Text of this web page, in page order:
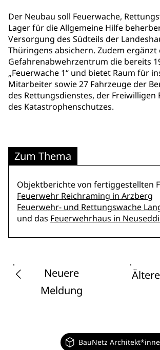
Der Neubau soll Feuerwache,
Lager für die Allgemeine Hilfe
Versorgung des Südteils der
Thüringens absichern. Zudem ergänzt
Gefahrenabwehrzentrum die bereits
„Feuerwache 1“ und bietet Raum für
Mitarbeiter sowie 27 Fahrzeuge der
des Rettungsdienstes, der Freiwilligen
des Katastrophenschutzes.
Zum Thema
Objektberichte von fertiggestellten
Feuerwehr Reichraming in Arzberg
Feuerwehr- und Rettungswache
und das Feuerwehrhaus in
Neuere
Meldung
BauNetz